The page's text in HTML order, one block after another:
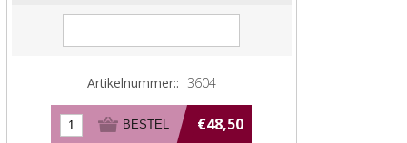
Artikelnummer:: 3604
€48,50